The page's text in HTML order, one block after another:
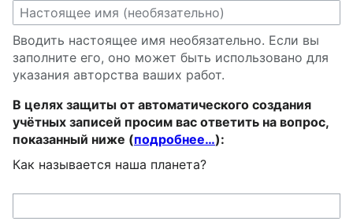
Вводить настоящее имя необязательно. Если вы
заполните его, оно может быть использовано для
указания авторства ваших работ.
В целях защиты от автоматического создания
учётных записей просим вас ответить на вопрос,
показанный ниже (подробнее…):
Как называется наша планета?